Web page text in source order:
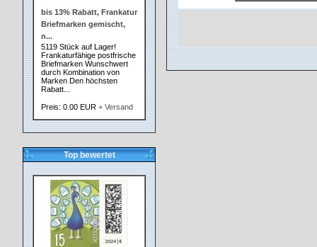
bis 13% Rabatt, Frankatur
Briefmarken gemischt,
n...
5119 Stück auf Lager!
Frankaturfähige postfrische
Briefmarken Wunschwert
durch Kombination von
Marken Den höchsten
Rabatt...
Preis: 0.00 EUR + Versand
Top bewertet